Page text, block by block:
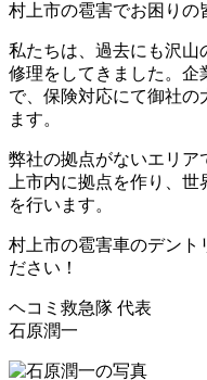
村上市の雹害でお困りの
私たちは、過去にも沢山
修理をしてきました。企
で、保険対応にて御社の
ます。
弊社の拠点がないエリア
上市内に拠点を作り、
を行います。
村上市の雹害車のデント
ださい！
ヘコミ救急隊 代表
石原潤一